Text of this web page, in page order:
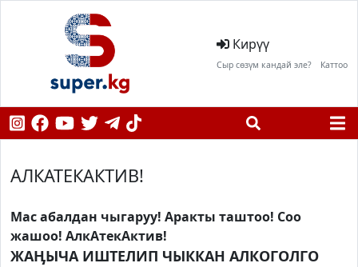
Кирүү
Сыр сөзүм кандай эле? Каттоо
АЛКАТЕКАКТИВ!
Мас абалдан чыгаруу! Аракты таштоо! Соо
жашоо! АлкАтекАктив!
ЖАӉЫЧА ИШТЕЛИП ЧЫККАН АЛКОГОЛГО